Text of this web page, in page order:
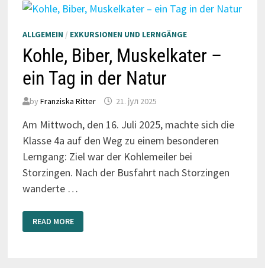
ALLGEMEIN / EXKURSIONEN UND LERNGÄNGE
Kohle, Biber, Muskelkater –
ein Tag in der Natur
by Franziska Ritter 21. јул 2025
Am Mittwoch, den 16. Juli 2025, machte sich die
Klasse 4a auf den Weg zu einem besonderen
Lerngang: Ziel war der Kohlemeiler bei
Storzingen. Nach der Busfahrt nach Storzingen
wanderte …
BIBER,
MUSKELKATER
READ MORE